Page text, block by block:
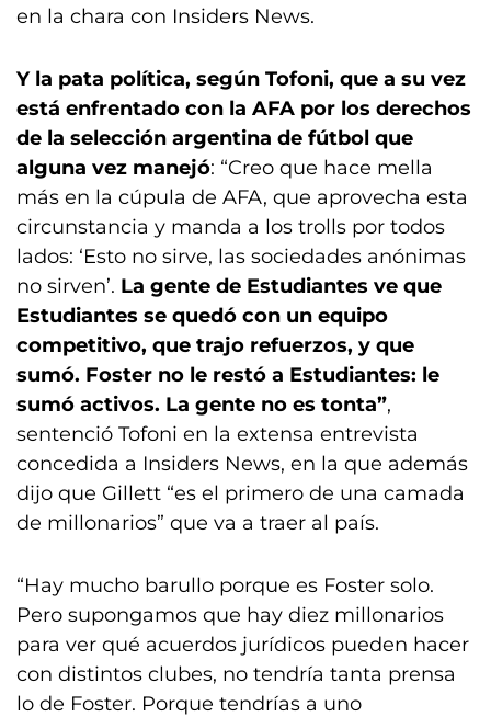
en la chara con Insiders News.
Y la pata política, según Tofoni, que a su vez
está enfrentado con la AFA por los derechos
de la selección argentina de fútbol que
alguna vez manejó: “Creo que hace mella
más en la cúpula de AFA, que aprovecha esta
circunstancia y manda a los trolls por todos
lados: ‘Esto no sirve, las sociedades anónimas
no sirven’. La gente de Estudiantes ve que
Estudiantes se quedó con un equipo
competitivo, que trajo refuerzos, y que
sumó. Foster no le restó a Estudiantes: le
sumó activos. La gente no es tonta”,
sentenció Tofoni en la extensa entrevista
concedida a Insiders News, en la que además
dijo que Gillett “es el primero de una camada
de millonarios” que va a traer al país.
“Hay mucho barullo porque es Foster solo.
Pero supongamos que hay diez millonarios
para ver qué acuerdos jurídicos pueden hacer
con distintos clubes, no tendría tanta prensa
lo de Foster. Porque tendrías a uno